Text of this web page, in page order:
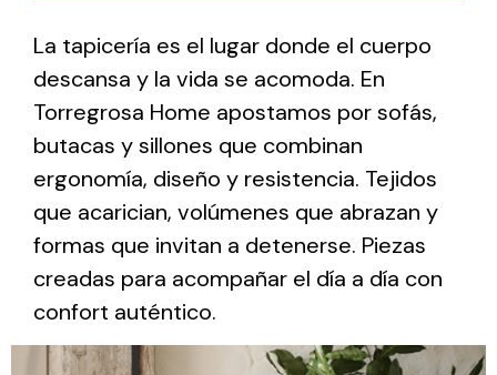
La tapicería es el lugar donde el cuerpo
descansa y la vida se acomoda. En
Torregrosa Home apostamos por sofás,
butacas y sillones que combinan
ergonomía, diseño y resistencia. Tejidos
que acarician, volúmenes que abrazan y
formas que invitan a detenerse. Piezas
creadas para acompañar el día a día con
confort auténtico.